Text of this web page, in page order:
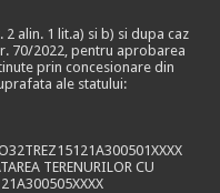
alin. 1 lit.a) si b) si dupa caz
70/2022, pentru aprobarea
prin concesionare din
ale statului:
TERENURILOR CU